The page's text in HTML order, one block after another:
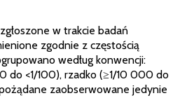
w trakcie badań
zgodnie z częstością
według konwencji:
do <1/100), rzadko (≥1/10 000 do
zaobserwowane jedynie